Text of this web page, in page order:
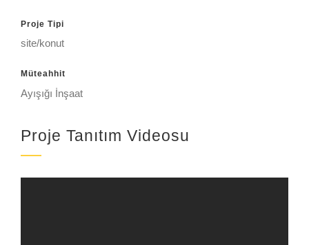
Proje Tipi
site/konut
Müteahhit
Ayışığı İnşaat
Proje Tanıtım Videosu